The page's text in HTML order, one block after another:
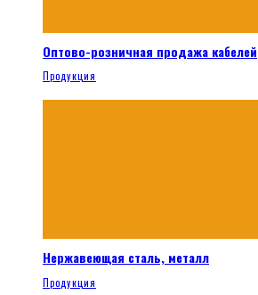
Оптово-розничная продажа кабелей
Продукция
Нержавеющая сталь, металл
Продукция